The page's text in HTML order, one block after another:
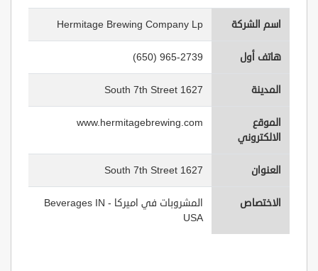
اسم الشركة Hermitage Brewing Company Lp
هاتف أول (650) 965-2739
المدينة 1627 South 7th Street
الموقع
الالكتروني
www.hermitagebrewing.com
العنوان 1627 South 7th Street
الاختصاص
المشروبات في اميركا - Beverages IN
USA